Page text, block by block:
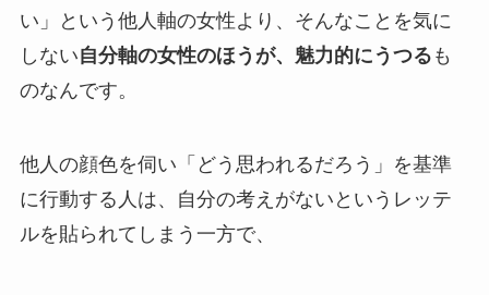
い」という他人軸の女性より、そんなことを気に
しない自分軸の女性のほうが、魅力的にうつる も
のなんです。
他人の顔色を伺い「どう思われるだろう」を基準
に行動する人は、自分の考えがないというレッテ
ルを貼られてしまう一方で、